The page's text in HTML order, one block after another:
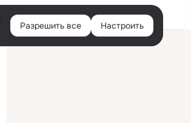
Войти
Разрешить все Настроить